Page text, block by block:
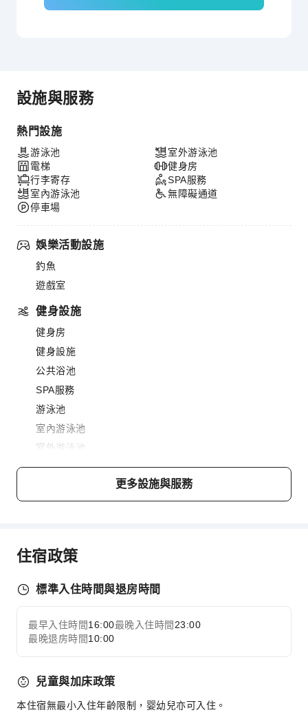
設施與服務
熱門設施
游泳池
電梯
行李寄存
室內游泳池
停車場
室外游泳池
健身房
SPA服務
無障礙通道
娛樂活動設施
釣魚
遊戲室
健身設施
健身房
健身設施
公共浴池
SPA服務
游泳池
室內游泳池
室外游泳池
運動設施
高爾夫球場
乒乓球室
交通服務
自行車租賃服務
清潔服務
乾洗服務
展開全部
更多設施與服務
住宿政策
標準入住時間與退房時間
最早入住時間16:00最晚入住時間 23:00
最晚退房時間10:00
兒童與加床政策
本住宿無最小入住年齡限制，婴幼兒亦可入住。